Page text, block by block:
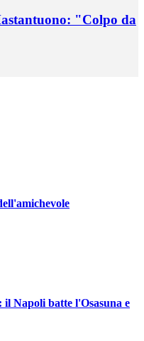
"Colpo da
Napoli batte l'Osasuna e